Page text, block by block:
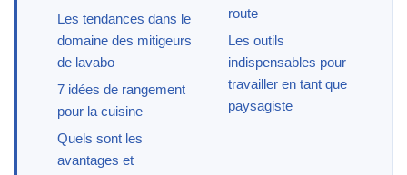
Les tendances dans le
domaine des mitigeurs
de lavabo
7 idées de rangement
pour la cuisine
Quels sont les
avantages et
route
Les outils
indispensables pour
travailler en tant que
paysagiste